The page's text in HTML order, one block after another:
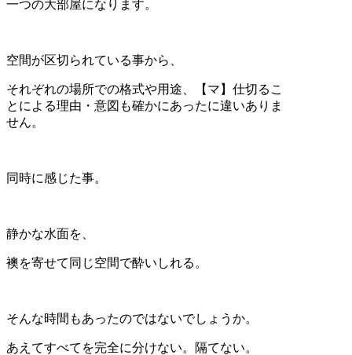
一つの大部屋になります。
空間が区切られている事から、
それぞれの場所での格式や用途、【マ】仕切るこ
とによる理由・意図も確かにあったに違いありま
せん。
同時に感じた事。
静かな水面を、
襖を寄せて同じ空間で酔いしれる。
そんな時間もあったのではないでしょうか。
あえてすべてを完全に分けない。隔てない。